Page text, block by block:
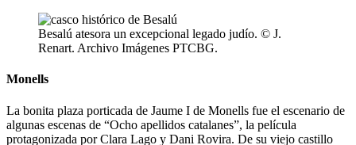
Besalú atesora un excepcional legado judío. © J.
Renart. Archivo Imágenes PTCBG.
Monells
La bonita plaza porticada de Jaume I de Monells fue el escenario de
algunas escenas de “Ocho apellidos catalanes”, la película
protagonizada por Clara Lago y Dani Rovira. De su viejo castillo